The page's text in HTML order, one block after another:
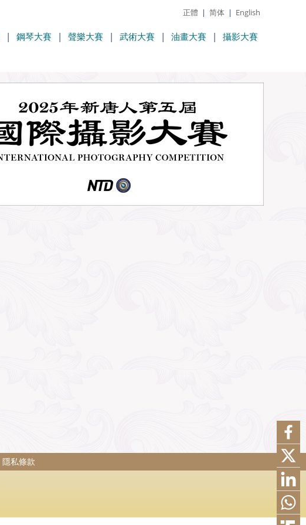
正體 | 简体 | English
| 鋼琴大賽 | 聲樂大賽 | 武術大賽 | 油畫大賽 | 攝影大賽
隱私條款